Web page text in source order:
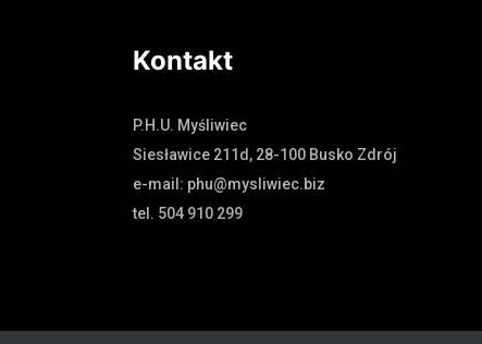
Kontakt
P.H.U. Myśliwiec
Siesławice 211d, 28-100 Busko Zdrój
e-mail: phu@mysliwiec.biz
tel. 504 910 299